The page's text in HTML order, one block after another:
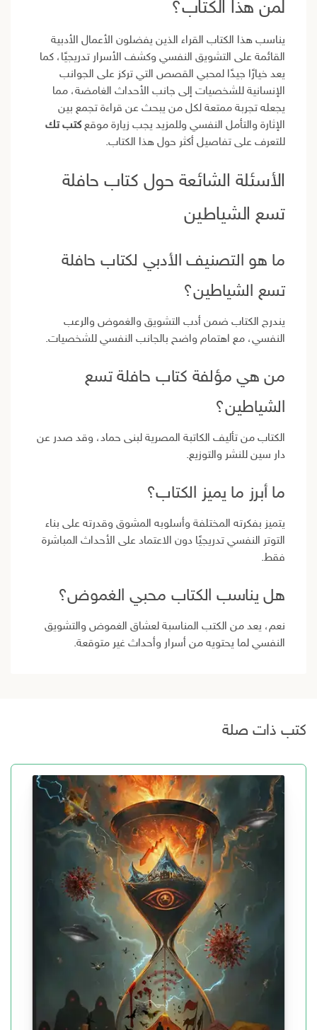
لمن هذا الكتاب؟
يناسب هذا الكتاب القراء الذين يفضلون الأعمال الأدبية
القائمة على التشويق النفسي وكشف الأسرار تدريجيًا، كما
يعد خيارًا جيدًا لمحبي القصص التي تركز على الجوانب
الإنسانية للشخصيات إلى جانب الأحداث الغامضة، مما
يجعله تجربة ممتعة لكل من يبحث عن قراءة تجمع بين
الإثارة والتأمل النفسي وللمزيد يجب زيارة موقع كتب تك
للتعرف على تفاصيل أكثر حول هذا الكتاب.
الأسئلة الشائعة حول كتاب حافلة
تسع الشياطين
ما هو التصنيف الأدبي لكتاب حافلة
تسع الشياطين؟
يندرج الكتاب ضمن أدب التشويق والغموض والرعب
النفسي، مع اهتمام واضح بالجانب النفسي للشخصيات.
من هي مؤلفة كتاب حافلة تسع
الشياطين؟
الكتاب من تأليف الكاتبة المصرية لبنى حماد، وقد صدر عن
دار سين للنشر والتوزيع.
ما أبرز ما يميز الكتاب؟
يتميز بفكرته المختلفة وأسلوبه المشوق وقدرته على بناء
التوتر النفسي تدريجيًا دون الاعتماد على الأحداث المباشرة
فقط.
هل يناسب الكتاب محبي الغموض؟
نعم، يعد من الكتب المناسبة لعشاق الغموض والتشويق
النفسي لما يحتويه من أسرار وأحداث غير متوقعة.
كتب ذات صلة